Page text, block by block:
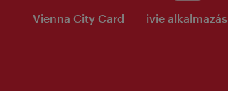
Vienna City Card ivie alkalmazás